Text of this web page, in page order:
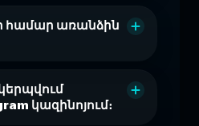
համար առանձին
կազինոյում։